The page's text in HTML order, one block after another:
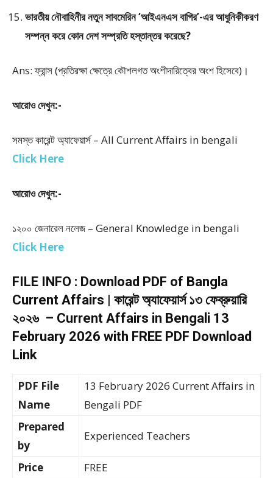
ভারতীয় নৌবাহিনীর নতুন সাবমেরিন ‘আইএনএস বাগির’-এর আধুনিকীকরণ
সম্পন্ন করে কোন দেশ সম্প্রতি হস্তান্তর করেছে?
Ans: ফ্রান্স (প্রতিরক্ষা ক্ষেত্রে কৌশলগত অংশীদারিত্বের অংশ হিসেবে)।
আরোও দেখুন:-
সমস্ত কারেন্ট অ্যাফেয়ার্স – All Current Affairs in bengali
Click Here
আরোও দেখুন:-
১২০০ জেনারেল নলেজ – General Knowledge in bengali
Click Here
FILE INFO : Download PDF of Bangla
Current Affairs | কারেন্ট অ্যাফেয়ার্স ১৩ ফেব্রুয়ারি
২০২৬ – Current Affairs in Bengali 13
February 2026 with FREE PDF Download
Link
PDF File
Name
13 February 2026 Current Affairs in
Bengali PDF
Prepared
by
Experienced Teachers
Price
FREE